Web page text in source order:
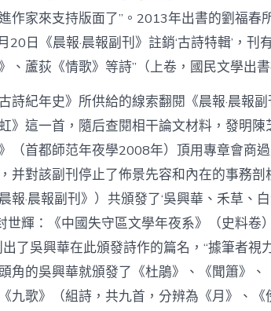
作家來支持版面了”。2013年出書的劉福春
20日《晨報·晨報副刊》註銷‘古詩特輯’，刊
、蘆荻《情歌》等詩”（上卷，國民文學出
詩紀年史》所供給的線索翻閱《晨報·晨報
》這一首，隨后查閱相干論文材料，發明
（首都師范年夜學2008年）頂用專章會商過
并對該副刊停止了佈景先容和內在的事務剖
報·晨報副刊》）共頒發了‘吳興華、禾草、
世輝：《中國失守區文學年夜系》（史料卷
了吳興華在此頒發詩作的篇名，“據筆者視
角的吳興華就頒發了《杜鵑》、《聞簫》
九歌》（組詩，共九首，分辨為《月》、《